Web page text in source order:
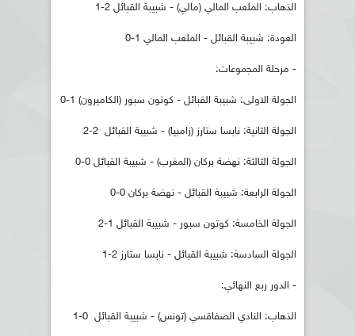
الذهاب: الملعب المالي (مالي) - شبيبة القبائل 2-1
العودة: شبيبة القبائل - الملعب المالي 1-0
- مرحلة المجموعات:
الجولة الاولى: شبيبة القبائل - كوتون سبور (الكاميرون) 1-0
الجولة الثانية: نابسا ستارز (زامبيا) - شبيبة القبائل 2-2
الجولة الثالثة: نهضة بركان (المغرب) - شبيبة القبائل 0-0
الجولة الرابعة: شبيبة القبائل - نهضة بركان 0-0
الجولة الخامسة: كوتون سبور - شبيبة القبائل 1-2
الجولة السادسة: شبيبة القبائل - نابسا ستارز 2-1
- الدور ربع النهائي:
الذهاب: النادي الصفاقسي (تونس) - شبيبة القبائل 0-1